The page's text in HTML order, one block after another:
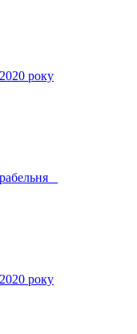
року
року